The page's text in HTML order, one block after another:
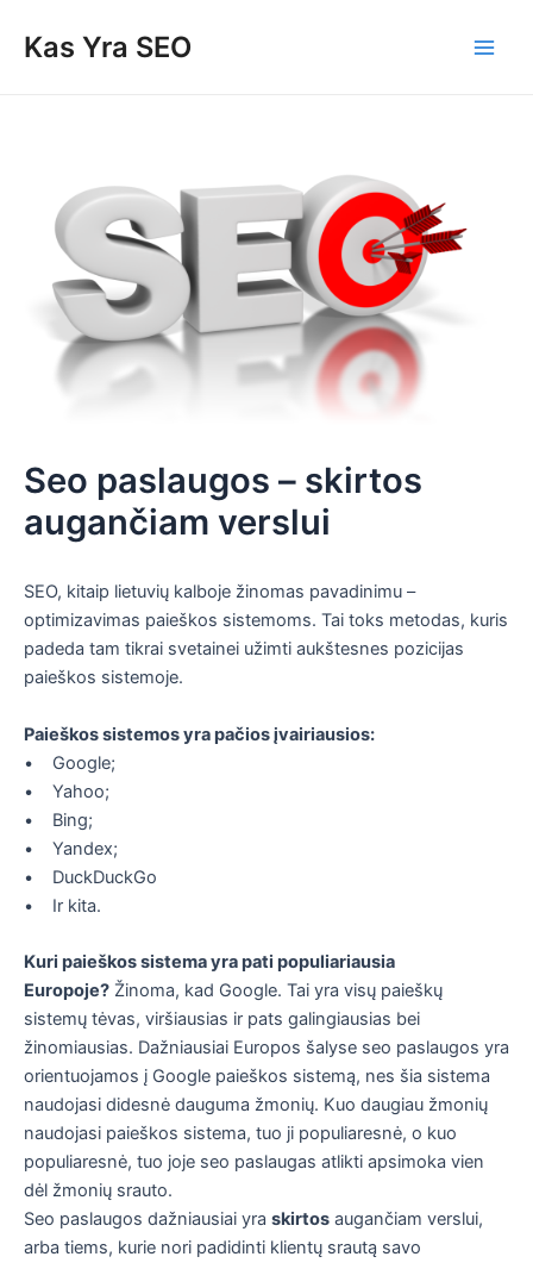
Kas Yra SEO
Seo paslaugos – skirtos
augančiam verslui
SEO, kitaip lietuvių kalboje žinomas pavadinimu –
optimizavimas paieškos sistemoms. Tai toks metodas, kuris
padeda tam tikrai svetainei užimti aukštesnes pozicijas
paieškos sistemoje.
Paieškos sistemos yra pačios įvairiausios:
• Google;
• Yahoo;
• Bing;
• Yandex;
• DuckDuckGo
• Ir kita.
Kuri paieškos sistema yra pati populiariausia
Europoje? Žinoma, kad Google. Tai yra visų paieškų
sistemų tėvas, viršiausias ir pats galingiausias bei
žinomiausias. Dažniausiai Europos šalyse seo paslaugos yra
orientuojamos į Google paieškos sistemą, nes šia sistema
naudojasi didesnė dauguma žmonių. Kuo daugiau žmonių
naudojasi paieškos sistema, tuo ji populiaresnė, o kuo
populiaresnė, tuo joje seo paslaugas atlikti apsimoka vien
dėl žmonių srauto.
Seo paslaugos dažniausiai yra skirtos augančiam verslui,
arba tiems, kurie nori padidinti klientų srautą savo
navigation